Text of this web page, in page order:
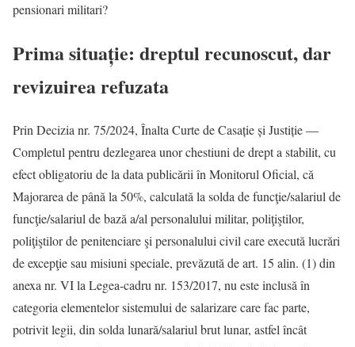
pensionari militari?
Prima situație: dreptul recunoscut, dar
revizuirea refuzata
Prin Decizia nr. 75/2024, Înalta Curte de Casație și Justiție —
Completul pentru dezlegarea unor chestiuni de drept a stabilit, cu
efect obligatoriu de la data publicării în Monitorul Oficial, că
Majorarea de până la 50%, calculată la solda de funcţie/salariul de
funcţie/salariul de bază a/al personalului militar, poliţiştilor,
poliţiştilor de penitenciare şi personalului civil care execută lucrări
de excepţie sau misiuni speciale, prevăzută de art. 15 alin. (1) din
anexa nr. VI la Legea-cadru nr. 153/2017, nu este inclusă în
categoria elementelor sistemului de salarizare care fac parte,
potrivit legii, din solda lunară/salariul brut lunar, astfel încât